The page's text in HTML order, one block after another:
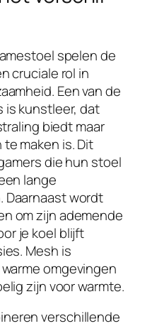
spelen de
cruciale rol in
Een van de
is kunstleer, dat
biedt maar
maken is. Dit
die hun stoel
lange
Daarnaast wordt
om zijn ademende
je koel blijft
Mesh is
omgevingen
zijn voor warmte.
verschillende